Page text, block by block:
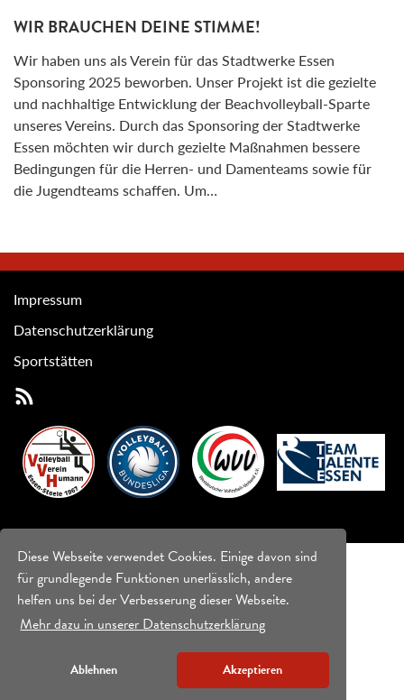
Diese Webseite verwendet Cookies. Einige davon sind
für grundlegende Funktionen unerlässlich, andere
helfen uns bei der Verbesserung dieser Webseite.
Mehr dazu in unserer Datenschutzerklärung
Ablehnen Akzeptieren
WIR BRAUCHEN DEINE STIMME!
Wir haben uns als Verein für das Stadtwerke Essen
Sponsoring 2025 beworben. Unser Projekt ist die gezielte
und nachhaltige Entwicklung der Beachvolleyball-Sparte
unseres Vereins. Durch das Sponsoring der Stadtwerke
Essen möchten wir durch gezielte Maßnahmen bessere
Bedingungen für die Herren- und Damenteams sowie für
die Jugendteams schaffen. Um…
Impressum
Datenschutzerklärung
Sportstätten